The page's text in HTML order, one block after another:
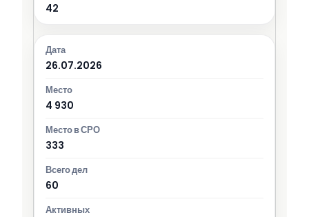
42
26.07.2026
4 930
333
60